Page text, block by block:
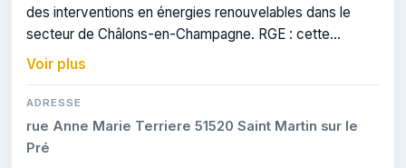
des interventions en énergies renouvelables dans le
secteur de Châlons-en-Champagne. RGE : cette
certification atteste du savoir-faire de l'entreprise.
Voir plus
ADRESSE
rue Anne Marie Terriere 51520 Saint Martin sur le
Pré